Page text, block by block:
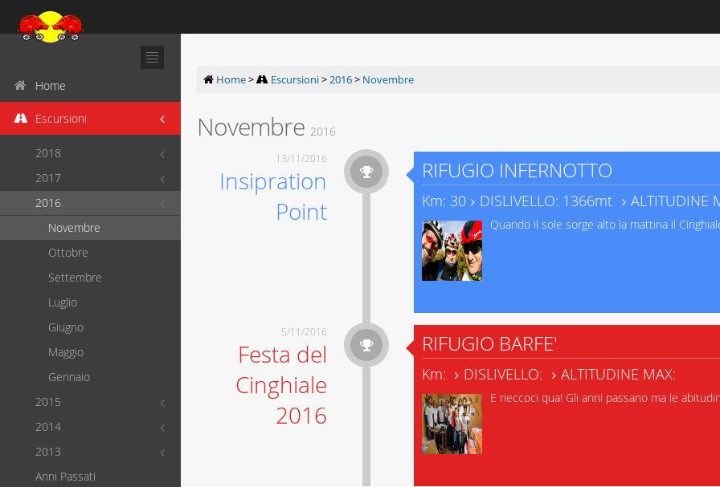
Home
Escursioni
2018
2017
2016
Novembre
Ottobre
Settembre
Luglio
Giugno
Maggio
Gennaio
2015
2014
2013
Anni Passati
Home> Escursioni>2016> Novembre
Novembre 2016
13/11/2016
Insipration
Point
RIFUGIO INFERNOTTO
Km: 30 DISLIVELLO: 1366mt ALTITUDINE
Quando il sole sorge alto la mattina il
5/11/2016
Festa del
Cinghiale
2016
RIFUGIO BARFE'
Km: DISLIVELLO: ALTITUDINE MAX:
E rieccoci qua! Gli anni passano ma le